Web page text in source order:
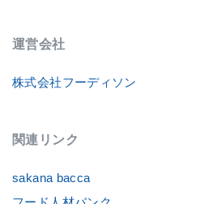
運営会社
株式会社フーディソン
関連リンク
sakana bacca